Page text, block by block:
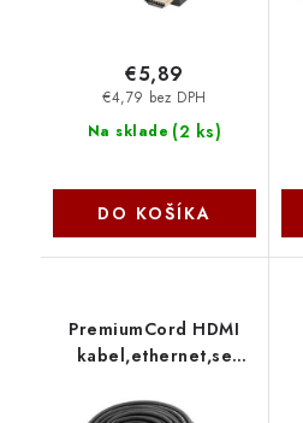
Na sklade (2 ks)
€4,79 bez DPH
€5,89
DO KOŠÍKA
PremiumCord HDMI
kabel,ethernet,se
kphdmer10